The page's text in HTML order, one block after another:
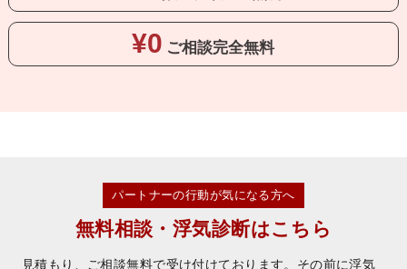
¥0 ご相談完全無料
パートナーの行動が気になる方へ
無料相談・浮気診断はこちら
見積もり、ご相談無料で受け付けております。その前に浮気